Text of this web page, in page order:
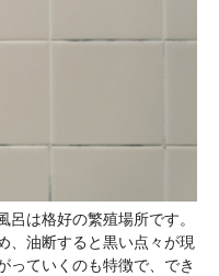
は格好の繁殖場所です。
、油断すると黒い点々が現
っていくのも特徴で、でき